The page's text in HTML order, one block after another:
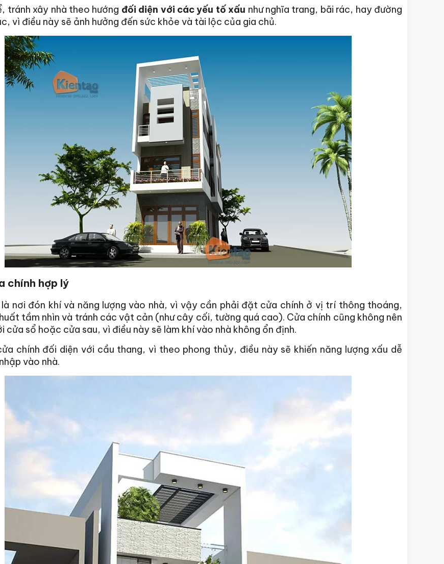
tránh xây nhà theo hướng đối diện với các yếu tố xấu như nghĩa trang, bãi rác, hay đường
vì điều này sẽ ảnh hưởng đến sức khỏe và tài lộc của gia chủ.
chính hợp lý
là nơi đón khí và năng lượng vào nhà, vì vậy cần phải đặt cửa chính ở vị trí thông thoáng,
tầm nhìn và tránh các vật cản (như cây cối, tường quá cao). Cửa chính cũng không nên
cửa sổ hoặc cửa sau, vì điều này sẽ làm khí vào nhà không ổn định.
chính đối diện với cầu thang, vì theo phong thủy, điều này sẽ khiến năng lượng xấu dễ
vào nhà.